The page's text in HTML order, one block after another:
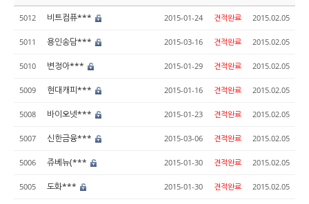
5012 비트컴퓨*** 2015-01-24 견적완료 2015.02.05
5011 용인송담*** 2015-03-16 견적완료 2015.02.05
5010 변정아*** 2015-01-29 견적완료 2015.02.05
5009 현대캐피*** 2015-01-16 견적완료 2015.02.05
5008 바이오넷*** 2015-01-23 견적완료 2015.02.05
5007 신한금융*** 2015-03-06 견적완료 2015.02.05
5006 쥬베뉴(*** 2015-01-30 견적완료 2015.02.05
5005 도화*** 2015-01-30 견적완료 2015.02.05